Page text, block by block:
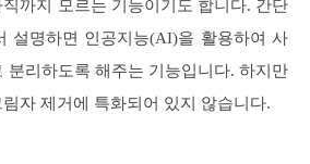
까지 모르는 기능이기도 합니다. 간단
설명하면 인공지능(AI)을 활용하여 사
분리하도록 해주는 기능입니다. 하지만
자 제거에 특화되어 있지 않습니다.